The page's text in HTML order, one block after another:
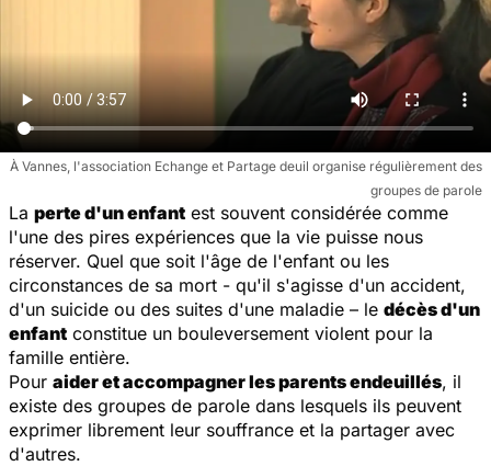
À Vannes, l'association Echange et Partage deuil organise régulièrement des
groupes de parole
La perte d'un enfant est souvent considérée comme
l'une des pires expériences que la vie puisse nous
réserver. Quel que soit l'âge de l'enfant ou les
circonstances de sa mort - qu'il s'agisse d'un accident,
d'un suicide ou des suites d'une maladie – le décès d'un
enfant constitue un bouleversement violent pour la
famille entière.
Pour aider et accompagner les parents endeuillés, il
existe des groupes de parole dans lesquels ils peuvent
exprimer librement leur souffrance et la partager avec
d'autres.